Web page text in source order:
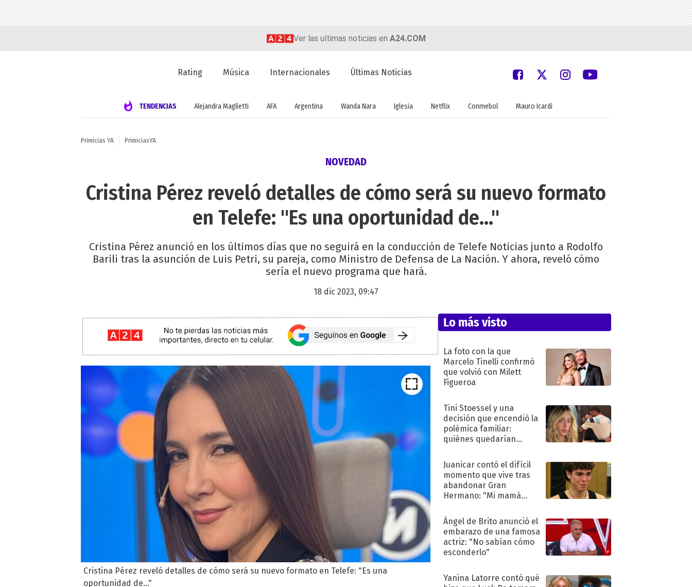
Ver las ultimas noticias en A24.COM
Rating Música Internacionales Últimas Noticias
TENDENCIAS Alejandra Maglietti AFA Argentina Wanda Nara Iglesia Netflix Conmebol Mauro Icardi
Primicias YA PrimiciasYA
NOVEDAD
Cristina Pérez reveló detalles de cómo será su nuevo formato
en Telefe: "Es una oportunidad de..."
Cristina Pérez anunció en los últimos días que no seguirá en la conducción de Telefe Noticias junto a Rodolfo
Barili tras la asunción de Luis Petri, su pareja, como Ministro de Defensa de La Nación. Y ahora, reveló cómo
sería el nuevo programa que hará.
18 dic 2023, 09:47
Cristina Pérez reveló detalles de cómo será su nuevo formato en Telefe: "Es una
oportunidad de..."
Lo más visto
La foto con la que
Marcelo Tinelli confirmó
que volvió con Milett
Figueroa
Tini Stoessel y una
decisión que encendió la
polémica familiar:
quiénes quedarían
Juanicar contó el difícil
momento que vive tras
abandonar Gran
Hermano: "Mi mamá
Ángel de Brito anunció el
embarazo de una famosa
actriz: "No sabían cómo
esconderlo"
Yanina Latorre contó qué